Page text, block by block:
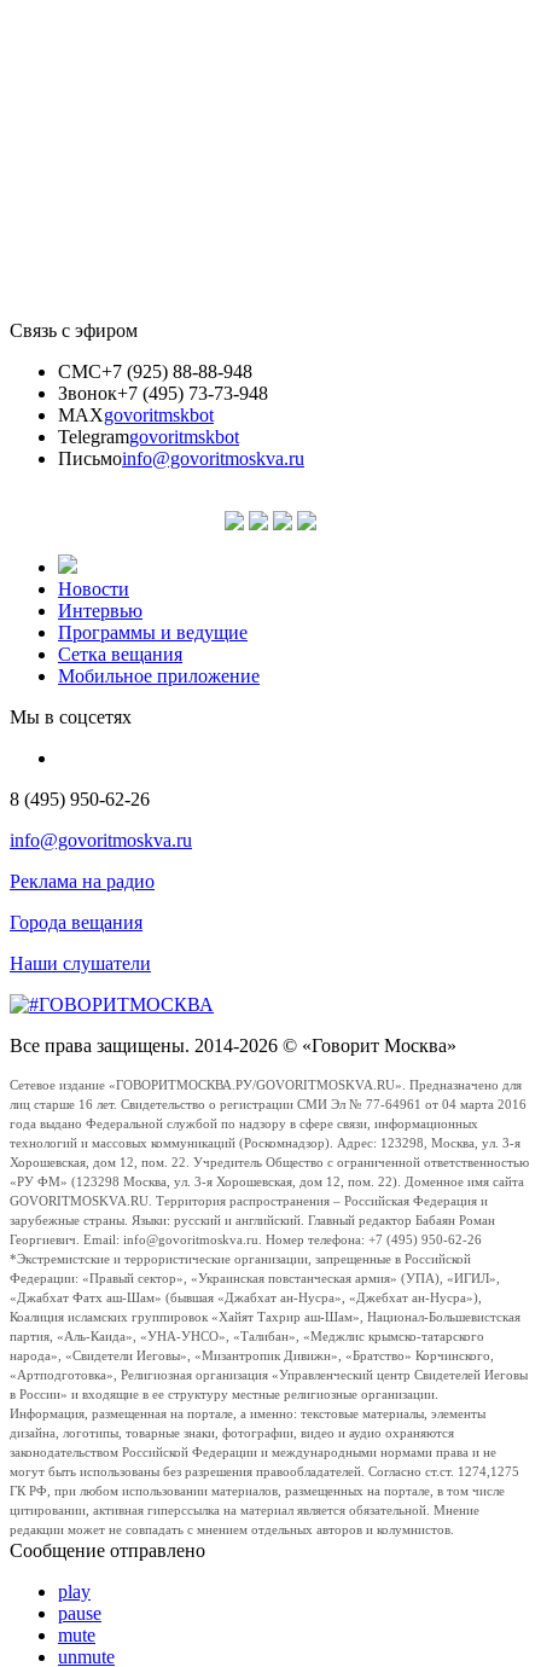
Связь с эфиром
СМС+7 (925) 88-88-948
Звонок+7 (495) 73-73-948
MAXgovoritmskbot
Telegramgovoritmskbot
Письмоinfo@govoritmoskva.ru
Новости
Интервью
Программы и ведущие
Сетка вещания
Мобильное приложение
Мы в соцсетях
8 (495) 950-62-26
info@govoritmoskva.ru
Реклама на радио
Города вещания
Наши слушатели
Все права защищены. 2014-2026 © «Говорит Москва»
Сетевое издание «ГОВОРИТМОСКВА.РУ/GOVORITMOSKVA.RU». Предназначено для
лиц старше 16 лет. Свидетельство о регистрации СМИ Эл № 77-64961 от 04 марта 2016
года выдано Федеральной службой по надзору в сфере связи, информационных
технологий и массовых коммуникаций (Роскомнадзор). Адрес: 123298, Москва, ул. 3-я
Хорошевская, дом 12, пом. 22. Учредитель Общество с ограниченной ответственностью
«РУ ФМ» (123298 Москва, ул. 3-я Хорошевская, дом 12, пом. 22). Доменное имя сайта
GOVORITMOSKVA.RU. Территория распространения – Российская Федерация и
зарубежные страны. Языки: русский и английский. Главный редактор Бабаян Роман
Георгиевич. Email: info@govoritmoskva.ru. Номер телефона: +7 (495) 950-62-26
*Экстремистские и террористические организации, запрещенные в Российской
Федерации: «Правый сектор», «Украинская повстанческая армия» (УПА), «ИГИЛ»,
«Джабхат Фатх аш-Шам» (бывшая «Джабхат ан-Нусра», «Джебхат ан-Нусра»),
Коалиция исламских группировок «Хайят Тахрир аш-Шам», Национал-Большевистская
партия, «Аль-Каида», «УНА-УНСО», «Талибан», «Меджлис крымско-татарского
народа», «Свидетели Иеговы», «Мизантропик Дивижн», «Братство» Корчинского,
«Артподготовка», Религиозная организация «Управленческий центр Свидетелей Иеговы
в России» и входящие в ее структуру местные религиозные организации.
Информация, размещенная на портале, а именно: текстовые материалы, элементы
дизайна, логотипы, товарные знаки, фотографии, видео и аудио охраняются
законодательством Российской Федерации и международными нормами права и не
могут быть использованы без разрешения правообладателей. Согласно ст.ст. 1274,1275
ГК РФ, при любом использовании материалов, размещенных на портале, в том числе
цитировании, активная гиперссылка на материал является обязательной. Мнение
редакции может не совпадать с мнением отдельных авторов и колумнистов.
Сообщение отправлено
play
pause
mute
unmute